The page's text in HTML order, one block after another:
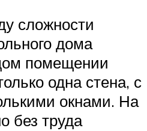
сложности
дома
помещении
одна стена, с
окнами. На
без труда